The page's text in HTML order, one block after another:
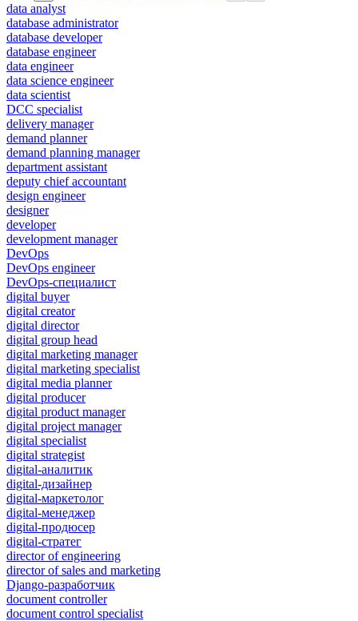
data analyst
database administrator
database developer
database engineer
data engineer
data science engineer
data scientist
DCC specialist
delivery manager
demand planner
demand planning manager
department assistant
deputy chief accountant
design engineer
designer
developer
development manager
DevOps
DevOps engineer
DevOps-специалист
digital buyer
digital creator
digital director
digital group head
digital marketing manager
digital marketing specialist
digital media planner
digital producer
digital product manager
digital project manager
digital specialist
digital strategist
digital-аналитик
digital-дизайнер
digital-маркетолог
digital-менеджер
digital-продюсер
digital-стратег
director of engineering
director of sales and marketing
Django-разработчик
document controller
document control specialist